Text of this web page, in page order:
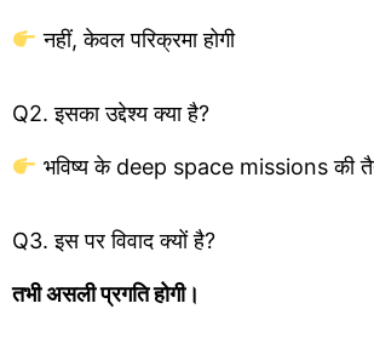
नहीं, केवल परिक्रमा होगी
Q2. इसका उद्देश्य क्या है?
भविष्य के deep space missions की
Q3. इस पर विवाद क्यों है?
तभी असली प्रगति होगी।